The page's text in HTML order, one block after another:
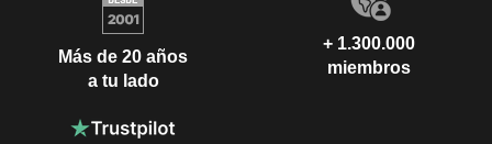
Más de 20 años
a tu lado
+ 1.300.000
miembros